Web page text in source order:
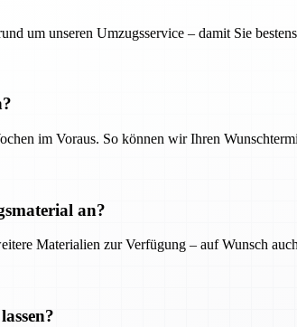
um unseren Umzugsservice – damit Sie
im Voraus. So können wir Ihren
an?
Materialien zur Verfügung – auf Wunsch